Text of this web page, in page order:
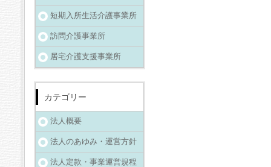
短期入所生活介護事業所
訪問介護事業所
居宅介護支援事業所
カテゴリー
法人概要
法人のあゆみ・運営方針
法人定款・事業運営規程